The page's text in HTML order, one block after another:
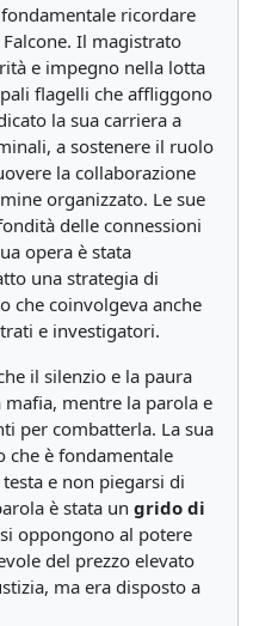
ricordare
Il magistrato
e impegno nella lotta
flagelli che affliggono
la sua carriera a
a sostenere il ruolo
la collaborazione
organizzato. Le sue
delle connessioni
opera è stata
una strategia di
che coinvolgeva anche
e investigatori.
il silenzio e la paura
mentre la parola e
per combatterla. La sua
che è fondamentale
e non piegarsi di
è stata un grido di
oppongono al potere
del prezzo elevato
ma era disposto a